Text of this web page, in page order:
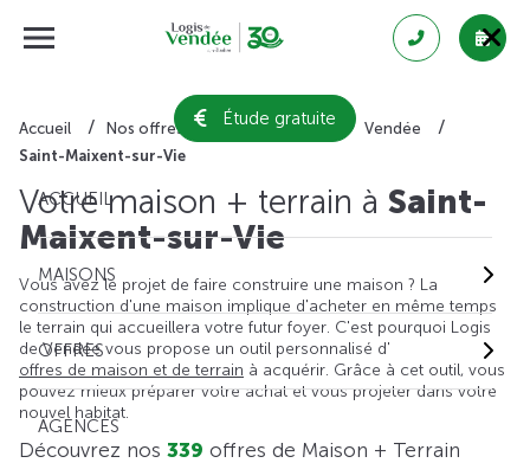
Étude gratuite
ACCUEIL
MAISONS
OFFRES
AGENCES
Accueil Nos offres de maison + terrain
Vendée
Saint-Maixent-sur-Vie
Votre maison + terrain à Saint-
Maixent-sur-Vie
Vous avez le projet de faire construire une maison ? La
construction d'une maison implique d'acheter en même temps
le terrain qui accueillera votre futur foyer. C'est pourquoi Logis
de Vendée vous propose un outil personnalisé d'
offres de maison et de terrain à acquérir. Grâce à cet outil, vous
pouvez mieux préparer votre achat et vous projeter dans votre
nouvel habitat.
Découvrez nos 339 offres de Maison + Terrain